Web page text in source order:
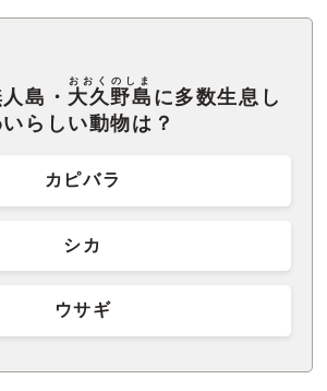
島・ 大久野島
おおくのしま
に多数生息し
らしい動物は？
カピバラ
シカ
ウサギ